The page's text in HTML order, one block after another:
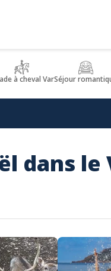
à cheval VarSéjour
dans le